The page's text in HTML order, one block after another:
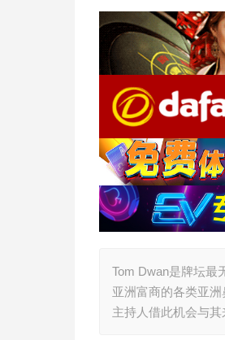
Tom Dwan是牌坛最
亚洲富商的各类亚
主持人借此机会与其